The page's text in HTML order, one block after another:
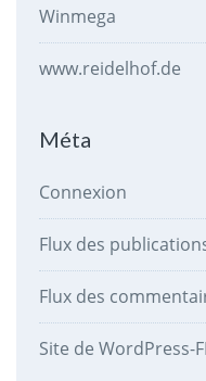
Winmega
www.reidelhof.de
Méta
Connexion
Flux des
Flux des
Site de WordPress-